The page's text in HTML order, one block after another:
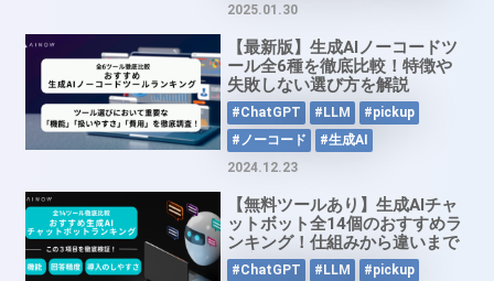
2025.01.30
【最新版】生成AIノーコードツ
ール全6種を徹底比較！特徴や
失敗しない選び方を解説
#ChatGPT #LLM
#pickup
#ノーコード
#生成AI
2024.12.23
【無料ツールあり】生成AIチャ
ットボット全14個のおすすめラ
ンキング！仕組みから違いまで
徹底比較！
#ChatGPT #LLM #pickup